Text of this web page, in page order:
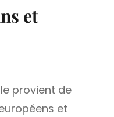
et
provient de
et